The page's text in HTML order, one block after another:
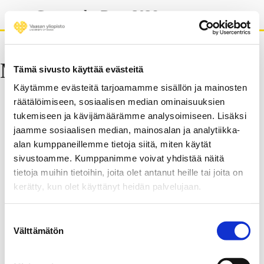
Tämä sivusto käyttää evästeitä
Käytämme evästeitä tarjoamamme sisällön ja mainosten
räätälöimiseen, sosiaalisen median ominaisuuksien
tukemiseen ja kävijämäärämme analysoimiseen. Lisäksi
jaamme sosiaalisen median, mainosalan ja analytiikka-
alan kumppaneillemme tietoja siitä, miten käytät
sivustoamme. Kumppanimme voivat yhdistää näitä
tietoja muihin tietoihin, joita olet antanut heille tai joita on
kerätty, kun olet käyttänyt heidän palvelujaan.
valinta
Välttämätön
content
Geography Days 2026
Map of campus area